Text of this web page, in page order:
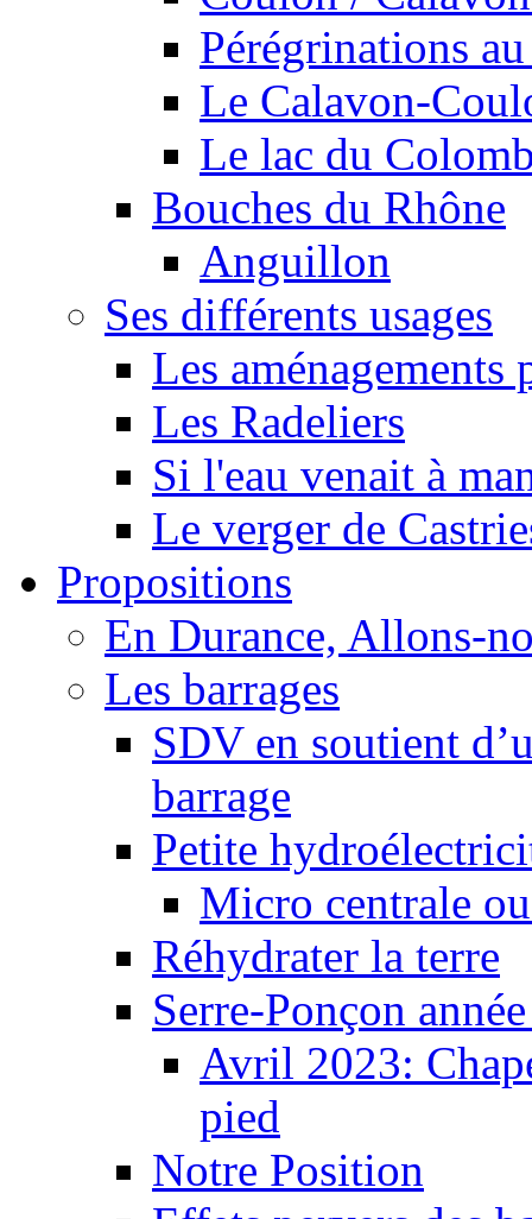
Pérégrinations
Le Calavon-
Le lac du
Bouches du Rhône
Anguillon
Ses différents usages
Les
Les Radeliers
Si l'eau venait à
Le verger de
Propositions
En Durance, Allons-
Les barrages
SDV en soutient
barrage
Petite
Micro centrale
Réhydrater la terre
Serre-Ponçon
Avril 2023:
pied
Notre Position